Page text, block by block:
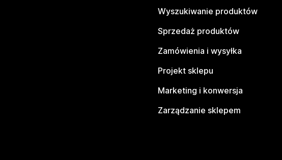
Wyszukiwanie produktów
Sprzedaż produktów
Zamówienia i wysyłka
Projekt sklepu
Marketing i konwersja
Zarządzanie sklepem